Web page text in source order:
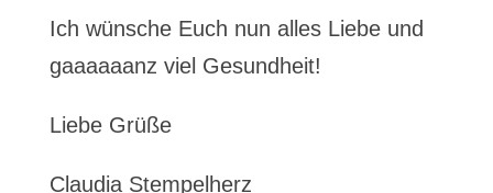
Ich wünsche Euch nun alles Liebe und
gaaaaaanz viel Gesundheit!
Liebe Grüße
Claudia Stempelherz